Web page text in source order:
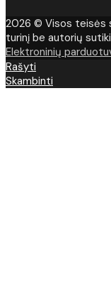
2026 © Visos teisės
turinį be autorių
Elektroninių
Rašyti
Skambinti